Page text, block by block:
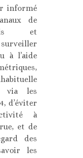
informé
de
et
à l’aide
via les
d’éviter
à
et de
des
les